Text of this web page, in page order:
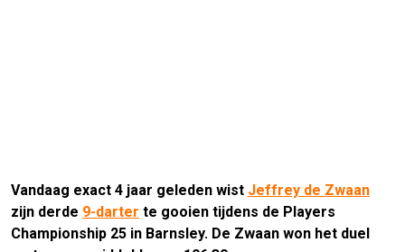
Vandaag exact 4 jaar geleden wist Jeffrey de Zwaan
zijn derde 9-darter te gooien tijdens de Players
Championship 25 in Barnsley. De Zwaan won het duel